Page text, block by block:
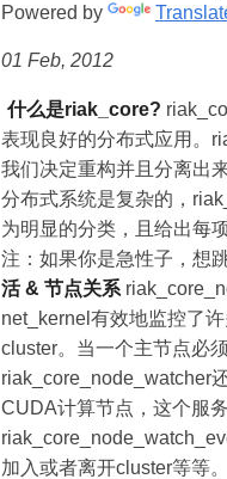
Powered by
01 Feb, 2012
什么是riak_core?
表现良好的分布式应用。
我们决定重构并且分离出
分布式系统是复杂的，
为明显的分类，且给出每
注：如果你是急性子，想
活 & 节点关系
net_kernel有效地监控了
cluster。当一个主节点必
riak_core_node_watcher
CUDA计算节点，这个服
加入或者离开cluster等等